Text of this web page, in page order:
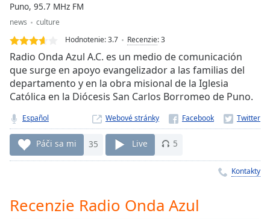
Loaded :
0.00%
Stream
Type LIVE
live,
currently
behind
liveLIVE
Remaining
Time-
Chapters
Puno, 95.7 MHz FM
news
culture
Hodnotenie:3.7 Recenzie:3
Radio Onda Azul A.C. es un medio de comunicación
que surge en apoyo evangelizador a las familias del
departamento y en la obra misional de la Iglesia
Católica en la Diócesis San Carlos Borromeo de Puno.
Español Webové stránky
Páči sa mi 35 Live 5
Kontakty
Recenzie Radio Onda Azul